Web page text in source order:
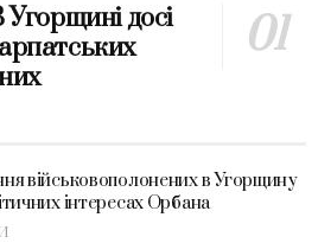
досі
військовополонених в Угорщину
інтересах Орбана